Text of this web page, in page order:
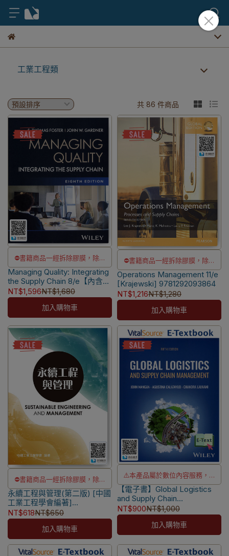
工業工程類
共 86 件商品
⛔書籍商品一經拆除膠膜，除非
瑕疵換書不提供退貨與退款
✅訂購數量5本以上另有優惠，請
洽LINE客服訂購
Managing Quality: Integrating
the Supply Chain 8/e【內含
Access Code, 經刮除不受
退】[Foster] 9781394333134
NT$1,596NT$1,680
加入購物車
⛔書籍商品一經拆除膠膜，除非
瑕疵換書不提供退貨與退款
✅訂購數量5本以上另有優惠，請
洽LINE客服訂購
✅高科大供應鏈系-專屬優惠
Operations Management 11/e
[Krajewski] 9781292093864
NT$1,216NT$1,280
加入購物車
⛔書籍商品一經拆除膠膜，除非
瑕疵換書不提供退貨與退款
✅訂購數量5本以上另有優惠，請
洽LINE客服訂購
永續工程與管理(第二版) [中國
工業工程學會編著]
9786269262618
NT$618NT$650
加入購物車
⚠️本產品屬於數位內容服務，一
經購買不提供退貨與退款
⚠️本產品為台灣優惠價格，故僅
販售給台灣地區使用
⚠️電子書產品僅限台灣境內使
【電子書】Global Logistics
and Supply Chain
Management 5/e [Mangan]
NT$900NT$1,000
加入購物車